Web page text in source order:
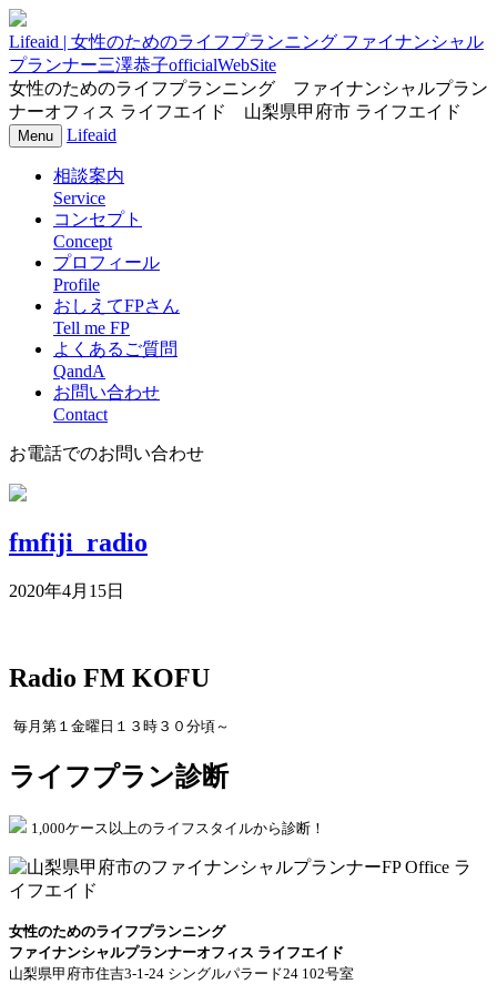
Lifeaid | 女性のためのライフプランニング ファイナンシャル
プランナー三澤恭子officialWebSite
女性のためのライフプランニング ファイナンシャルプラン
ナーオフィス ライフエイド 山梨県甲府市 ライフエイド
ナ
Menu Lifeaid
相談案内
Service
コンセプト
Concept
プロフィール
Profile
おしえてFPさん
Tell me FP
よくあるご質問
QandA
お問い合わせ
Contact
お電話でのお問い合わせ
fmfiji_radio
2020年4月15日
Radio FM KOFU
毎月第１金曜日１３時３０分頃～
ライフプラン診断
1,000ケース以上のライフスタイルから診断！
女性のためのライフプランニング
ファイナンシャルプランナーオフィス ライフエイド
山梨県甲府市住吉3-1-24 シングルパラード24 102号室